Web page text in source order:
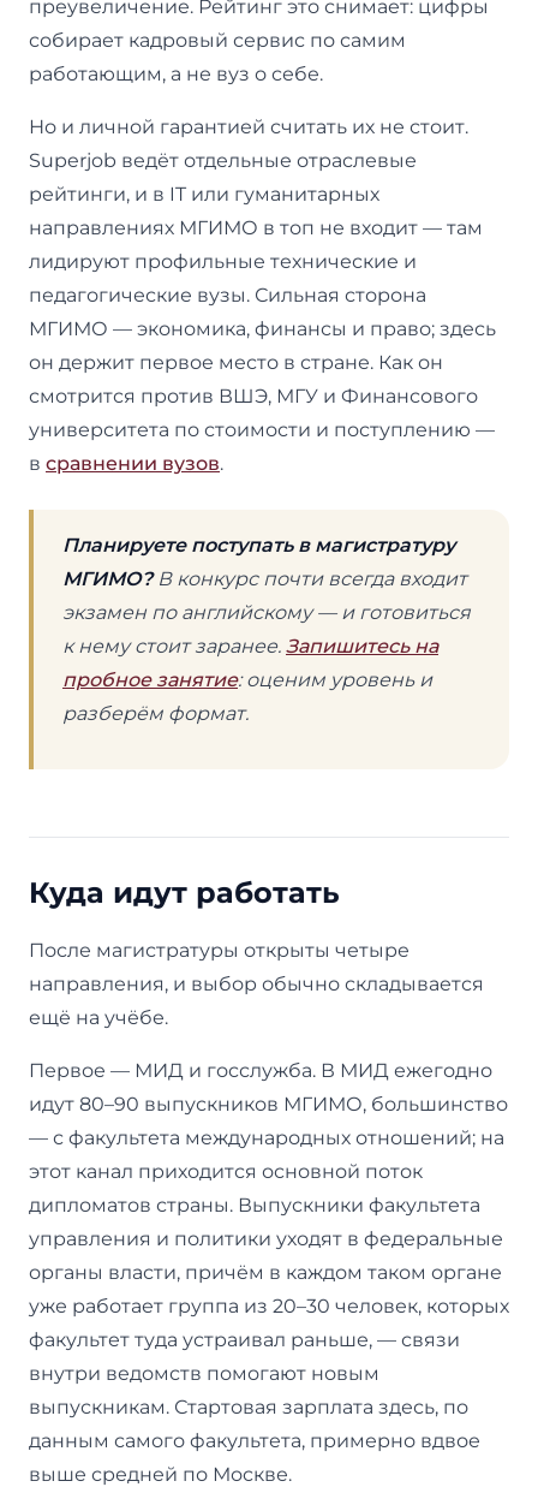
преувеличение. Рейтинг это снимает: цифры
собирает кадровый сервис по самим
работающим, а не вуз о себе.
Но и личной гарантией считать их не стоит.
Superjob ведёт отдельные отраслевые
рейтинги, и в IT или гуманитарных
направлениях МГИМО в топ не входит — там
лидируют профильные технические и
педагогические вузы. Сильная сторона
МГИМО — экономика, финансы и право; здесь
он держит первое место в стране. Как он
смотрится против ВШЭ, МГУ и Финансового
университета по стоимости и поступлению —
в сравнении вузов.
Планируете поступать в магистратуру
МГИМО?В конкурс почти всегда входит
экзамен по английскому — и готовиться
к нему стоит заранее. Запишитесь на
пробное занятие: оценим уровень и
разберём формат.
Куда идут работать
После магистратуры открыты четыре
направления, и выбор обычно складывается
ещё на учёбе.
Первое — МИД и госслужба. В МИД ежегодно
идут 80–90 выпускников МГИМО, большинство
— с факультета международных отношений; на
этот канал приходится основной поток
дипломатов страны. Выпускники факультета
управления и политики уходят в федеральные
органы власти, причём в каждом таком органе
уже работает группа из 20–30 человек, которых
факультет туда устраивал раньше, — связи
внутри ведомств помогают новым
выпускникам. Стартовая зарплата здесь, по
данным самого факультета, примерно вдвое
выше средней по Москве.